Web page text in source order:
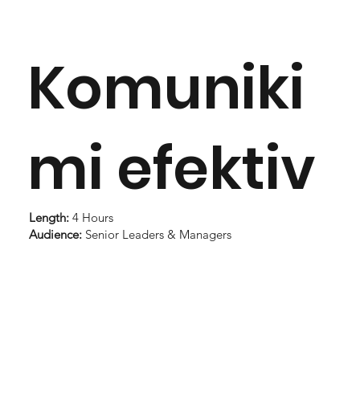
Length: 4 Hours
Audience:Senior Leaders & Managers
Komuniki
mi efektiv